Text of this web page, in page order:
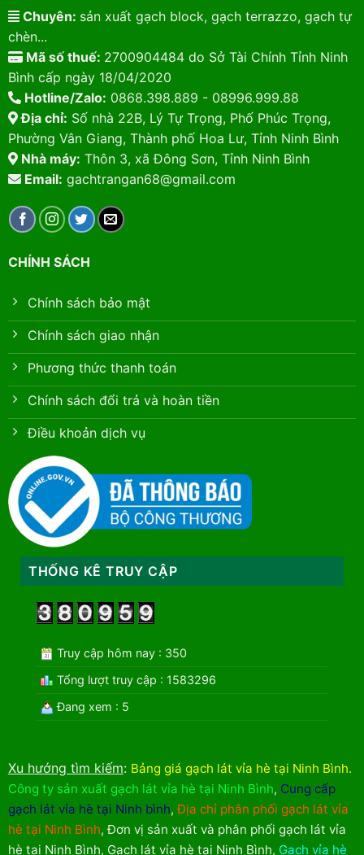
Chuyên: sản xuất gạch block, gạch terrazzo, gạch tự
chèn...
Mã số thuế: 2700904484 do Sở Tài Chính Tỉnh Ninh
Bình cấp ngày 18/04/2020
Hotline/Zalo: 0868.398.889 - 08996.999.88
Địa chỉ: Số nhà 22B, Lý Tự Trọng, Phố Phúc Trọng,
Phường Vân Giang, Thành phố Hoa Lư, Tỉnh Ninh Bình
Nhà máy: Thôn 3, xã Đông Sơn, Tỉnh Ninh Bình
Email: gachtrangan68@gmail.com
CHÍNH SÁCH
Chính sách bảo mật
Chính sách giao nhận
Phương thức thanh toán
Chính sách đổi trả và hoàn tiền
Điều khoản dịch vụ
THỐNG KÊ TRUY CẬP
Truy cập hôm nay : 350
Tổng lượt truy cập : 1583296
Đang xem : 5
Xu hướng tìm kiếm: Bảng giá gạch lát vỉa hè tại Ninh Bình.
Công ty sản xuất gạch lát vỉa hè tại Ninh Bình, Cung cấp
gạch lát vỉa hè tại Ninh bình,Địa chỉ phân phối gạch lát vỉa
hè tại Ninh Bình,Đơn vị sản xuất và phân phối gạch lát vỉa
hè tại Ninh Bình, Gạch lát vỉa hè tại Ninh Bình, Gạch vỉa hè